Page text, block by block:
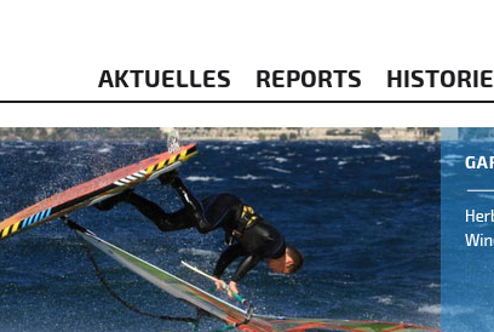
AKTUELLES REPORTS HISTORIE